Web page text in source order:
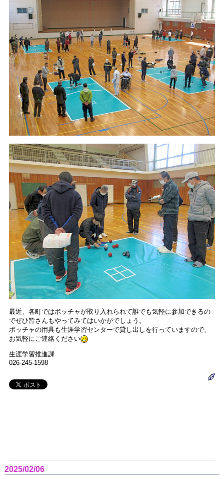
最近、各町ではボッチャが取り入れられて誰でも気軽に参加できるの
でぜひ皆さんもやってみてはいかがでしょう。
ボッチャの用具も生涯学習センターで貸し出しを行っていますので、
お気軽にご連絡ください
生涯学習推進課
026-245-1598
2025/02/06